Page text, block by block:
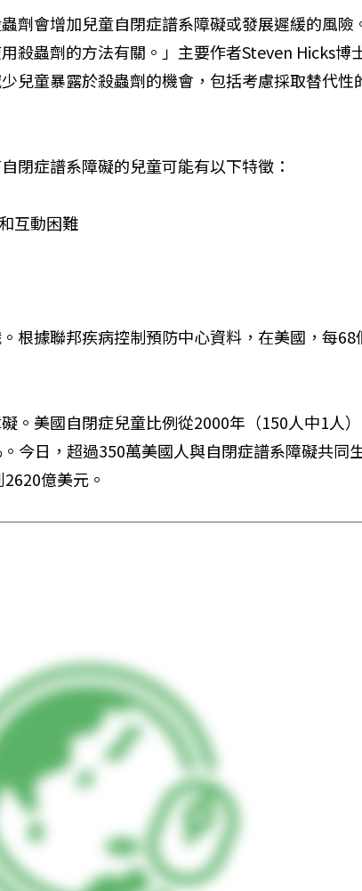
劑會增加兒童自閉症譜系障礙或發展遲緩的風險
殺蟲劑的方法有關。」主要作者Steven Hicks博
兒童暴露於殺蟲劑的機會，包括考慮採取替代性
閉症譜系障礙的兒童可能有以下特徵：
互動困難
根據聯邦疾病控制預防中心資料，在美國，每68
。美國自閉症兒童比例從2000年（150人中1人
今日，超過350萬美國人與自閉症譜系障礙共同
億美元。